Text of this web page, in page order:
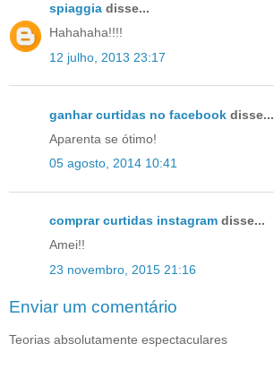
spiaggia disse...
Hahahaha!!!!
12 julho, 2013 23:17
ganhar curtidas no facebook disse...
Aparenta se ótimo!
05 agosto, 2014 10:41
comprar curtidas instagram disse...
Amei!!
23 novembro, 2015 21:16
Enviar um comentário
Teorias absolutamente espectaculares